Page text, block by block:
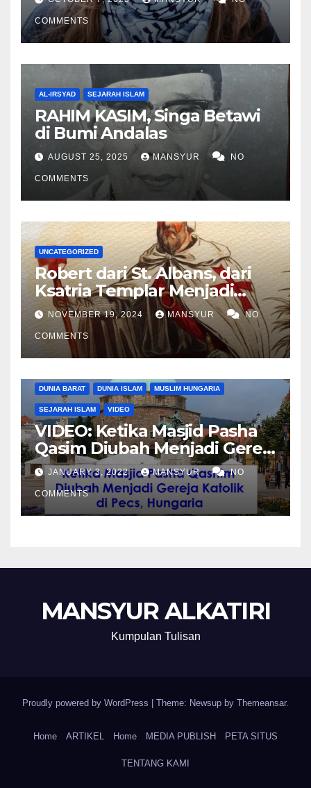
COMMENTS
AL-IRSYAD SEJARAH ISLAM
RAHIM KASIM, Singa Betawi
di Bumi Andalas
AUGUST 25, 2025 MANSYUR NO
COMMENTS
UNCATEGORIZED
Robert dari St. Albans, dari
Ksatria Templar Menjadi
Komandan Pasukan
Shalahuddin Merebut
Kembali Yerusalem
NOVEMBER 19, 2024 MANSYUR NO
COMMENTS
DUNIA BARAT DUNIA ISLAM MUSLIM HUNGARIA
SEJARAH ISLAM VIDEO
VIDEO: Ketika Masjid Pasha
Qasim Diubah Menjadi Gereja
Katolik di Pecs, Hungaria
JANUARY 3, 2022 MANSYUR NO
COMMENTS
MANSYUR ALKATIRI
Kumpulan Tulisan
Proudly powered by WordPress Theme: Newsup by Themeansar.
Home ARTIKEL Home MEDIA PUBLISH PETA SITUS
TENTANG KAMI